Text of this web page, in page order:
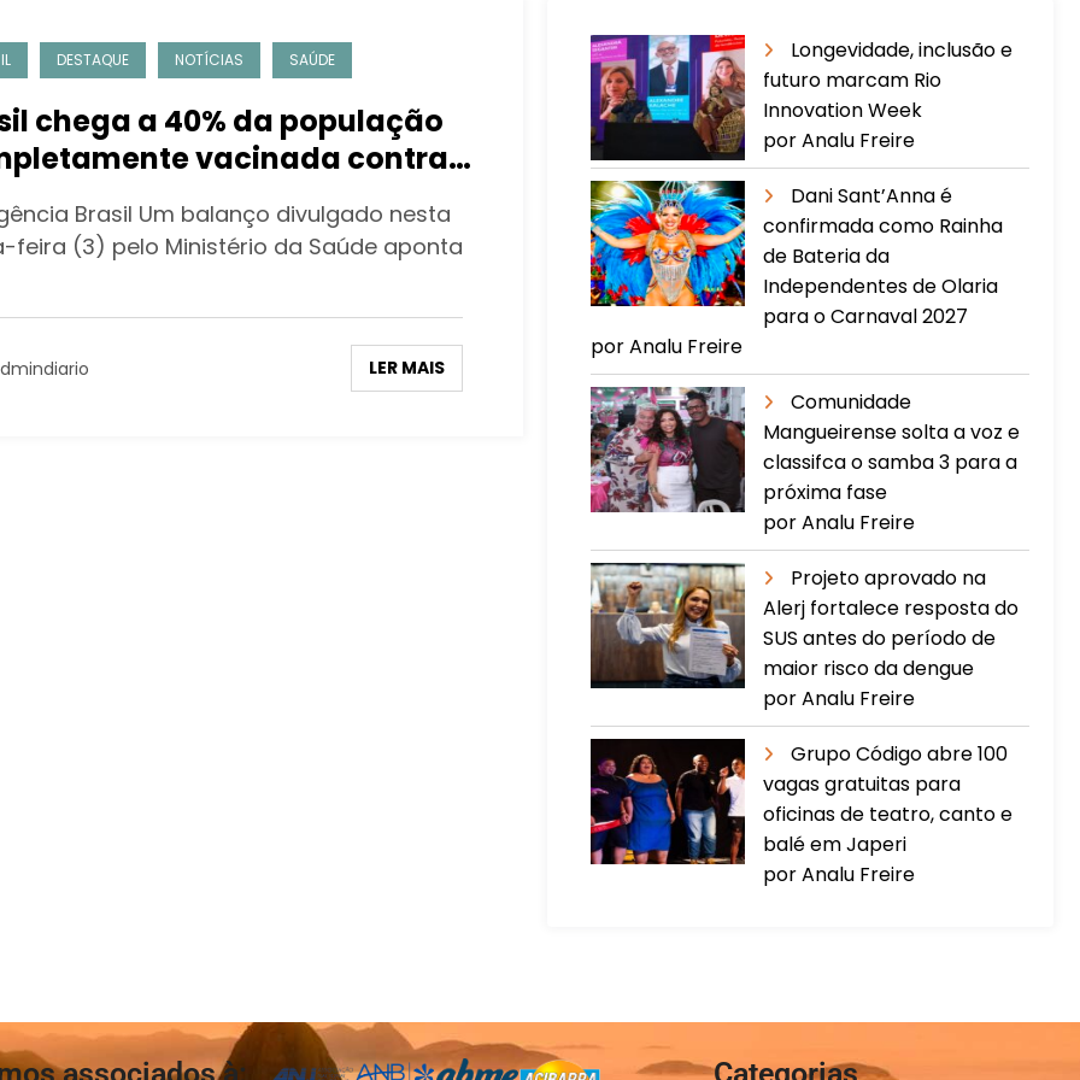
DESTAQUE NOTÍCIAS SAÚDE
chega a 40% da população
vacinada contra
19
Brasil Um balanço divulgado nesta
feira (3) pelo Ministério da Saúde aponta
LER MAIS
Longevidade, inclusão e
futuro marcam Rio
Innovation Week
por Analu Freire
Dani Sant’Anna é
confirmada como Rainha
de Bateria da
Independentes de Olaria
para o Carnaval 2027
por Analu Freire
Comunidade
Mangueirense solta a voz e
classifca o samba 3 para a
próxima fase
por Analu Freire
Projeto aprovado na
Alerj fortalece resposta do
SUS antes do período de
maior risco da dengue
por Analu Freire
Grupo Código abre 100
vagas gratuitas para
oficinas de teatro, canto e
balé em Japeri
por Analu Freire